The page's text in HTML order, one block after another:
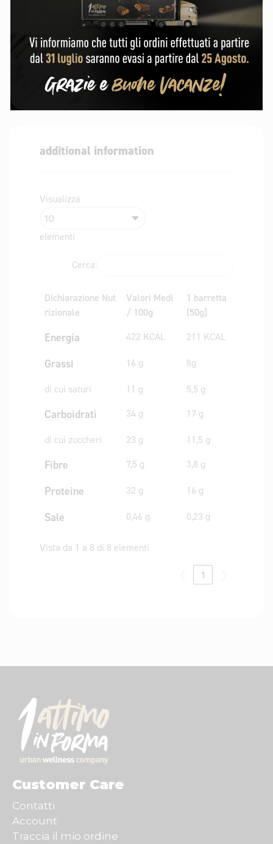
zucchero, cacao in polvere 1,8%, umettante:
sorbitolo, aromi, emulsionante: lecitina (soia),
aroma naturale di vaniglia, sale.
Può contenere glutine, arachidi e altra frutta a
guscio.
additional information
Visualizza
elementi
Cerca:
Dichiarazione Nut
rizionale
Valori Medi
/ 100g
1 barretta
(50g)
Energia 422 KCAL 211 KCAL
Grassi 16 g 8g
di cui saturi 11 g 5,5 g
Carboidrati 34 g 17 g
di cui zuccheri 23 g 11,5 g
Fibre 7,5 g 3,8 g
Proteine 32 g 16 g
Sale 0,46 g 0,23 g
Vista da 1 a 8 di 8 elementi
1
Customer Care
Contatti
Account
Traccia il mio ordine